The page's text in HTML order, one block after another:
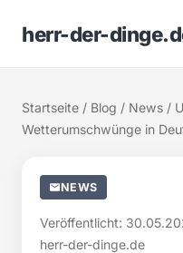
herr-der-
Startseite / Blog / News /
Wetterumschwünge in
NEWS
Veröffentlicht:
herr-der-dinge.de